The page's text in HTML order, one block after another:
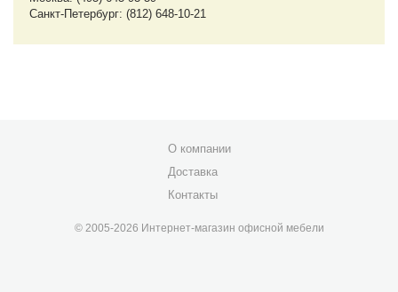
Санкт-Петербург: (812) 648-10-21
О компании
Доставка
Контакты
© 2005-2026 Интернет-магазин офисной мебели